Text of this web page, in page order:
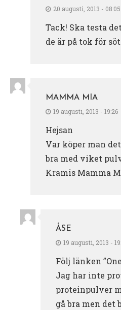
20 augusti, 2013 - 08:05
Tack! Ska testa
de är på tok för
MAMMA MIA
19 augusti, 2013 - 19:26
Hejsan
Var köper man
bra med viket
Kramis Mamma
ÅSE
19 augusti, 2013 -
Följ länken
Jag har inte
proteinpulver
gå bra men